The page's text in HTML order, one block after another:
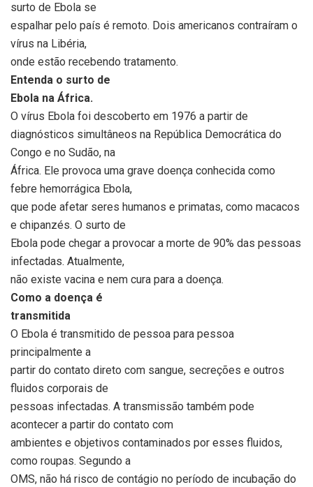
surto de Ebola se
espalhar pelo país é remoto. Dois americanos contraíram o
vírus na Libéria,
onde estão recebendo tratamento.
Entenda o surto de
Ebola na África.
O vírus Ebola foi descoberto em 1976 a partir de
diagnósticos simultâneos na República Democrática do
Congo e no Sudão, na
África. Ele provoca uma grave doença conhecida como
febre hemorrágica Ebola,
que pode afetar seres humanos e primatas, como macacos
e chipanzés. O surto de
Ebola pode chegar a provocar a morte de 90% das pessoas
infectadas. Atualmente,
não existe vacina e nem cura para a doença.
Como a doença é
transmitida
O Ebola é transmitido de pessoa para pessoa
principalmente a
partir do contato direto com sangue, secreções e outros
fluidos corporais de
pessoas infectadas. A transmissão também pode
acontecer a partir do contato com
ambientes e objetivos contaminados por esses fluidos,
como roupas. Segundo a
OMS, não há risco de contágio no período de incubação do